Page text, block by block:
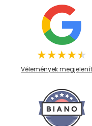
Vélemények